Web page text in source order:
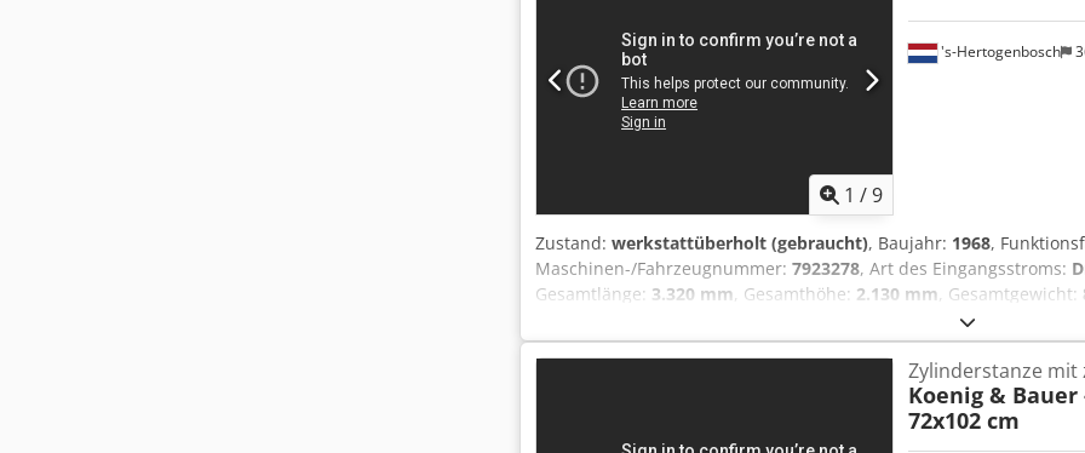
1 /9
's-Hertogenbosch
Zustand: werkstattüberholt (gebraucht), Baujahr: 1968,
Maschinen-/Fahrzeugnummer: 7923278, Art des Eingangsstroms:
Gesamtlänge: 3.320 mm, Gesamthöhe: 2.130 mm, Gesamtgewicht:
7,5 kW (10,20 PS)
1.500 U/min, Platzbedarf Breite:2.440 mm, 72x102 cm
bis 600 g/m². Hervorragend stabil und sehr leise, schnelle
Zylinderstanze mit
Koenig & Bauer
72x102 cm